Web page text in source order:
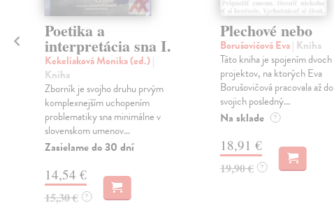
Poetika a
interpretácia sna I.
Kekeliaková Monika (ed.)|
Kniha
Zborník je svojho druhu prvým
komplexnejším uchopením
problematiky sna minimálne v
slovenskom umenov...
Zasielame do 30 dní
14,54 €
15,30 € ?
Plechové nebo
Borušovičová Eva| Kniha
Táto kniha je spojením dvoch
projektov, na ktorých Eva
Borušovičová pracovala až do
svojich posledný...
Na sklade ?
18,91 €
19,90 € ?